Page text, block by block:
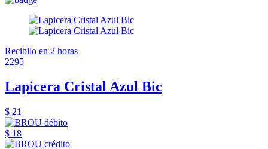
Recibilo en 2 horas
2295
Lapicera Cristal Azul Bic
$ 21
$ 18